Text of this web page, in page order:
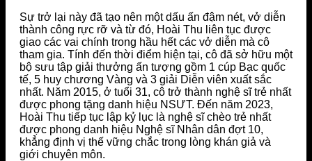
Sự trở lại này đã tạo nên một dấu ấn đậm nét, vở diễn
thành công rực rỡ và từ đó, Hoài Thu liên tục được
giao các vai chính trong hầu hết các vở diễn mà cô
tham gia. Tính đến thời điểm hiện tại, cô đã sở hữu một
bộ sưu tập giải thưởng ấn tượng gồm 1 cúp Bạc quốc
tế, 5 huy chương Vàng và 3 giải Diễn viên xuất sắc
nhất. Năm 2015, ở tuổi 31, cô trở thành nghệ sĩ trẻ nhất
được phong tặng danh hiệu NSƯT. Đến năm 2023,
Hoài Thu tiếp tục lập kỷ lục là nghệ sĩ chèo trẻ nhất
được phong danh hiệu Nghệ sĩ Nhân dân đợt 10,
khẳng định vị thế vững chắc trong lòng khán giả và
giới chuyên môn.